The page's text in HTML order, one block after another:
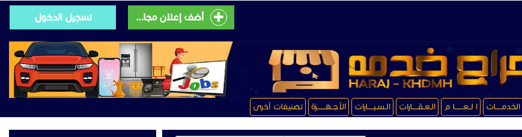
أضف إعلان مجانى تسجيل الدخول
الخدمـــــات ا لــعـــــــا م الـعـقـــــارات الـسـيـــــارات الأجــهـــــــزة تصنيفات أخرى